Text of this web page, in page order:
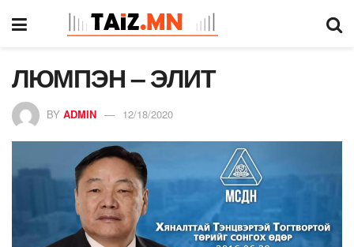
ЛЮМПЭН – ЭЛИТ
BY ADMIN 12/18/2020